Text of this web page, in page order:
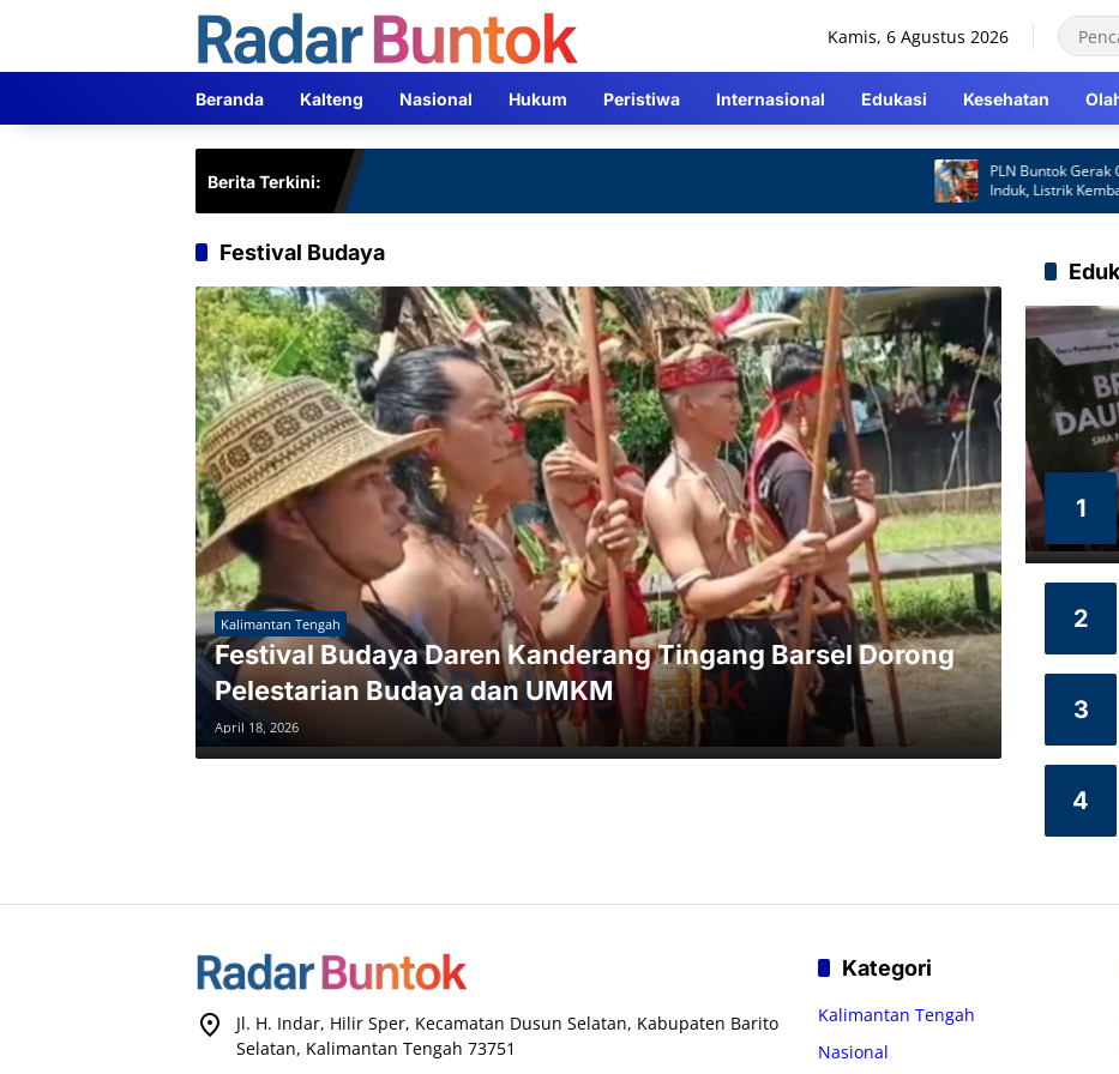
Kamis, 6 Agustus 2026
Beranda Kalteng Nasional Hukum Peristiwa Internasional Edukasi Kesehatan
Berita Terkini:
PLN Buntok Gerak Cepat
Induk, Listrik Kembali
Cepat
Festival Budaya
Kalimantan Tengah
Festival Budaya Daren Kanderang Tingang Barsel Dorong
Pelestarian Budaya dan UMKM
April 18, 2026
1
2
3
4
Jl. H. Indar, Hilir Sper, Kecamatan Dusun Selatan, Kabupaten Barito
Selatan, Kalimantan Tengah 73751
Kategori
Kalimantan Tengah
Nasional